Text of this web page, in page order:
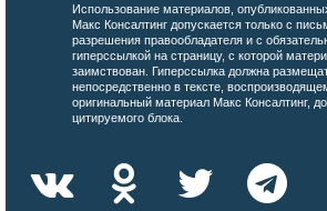
Использование материалов,
Макс Консалтинг допускается только с
разрешения правообладателя и с
гиперссылкой на страницу, с которой
заимствован. Гиперссылка должна
непосредственно в тексте,
оригинальный материал Макс Консалтинг,
цитируемого блока.